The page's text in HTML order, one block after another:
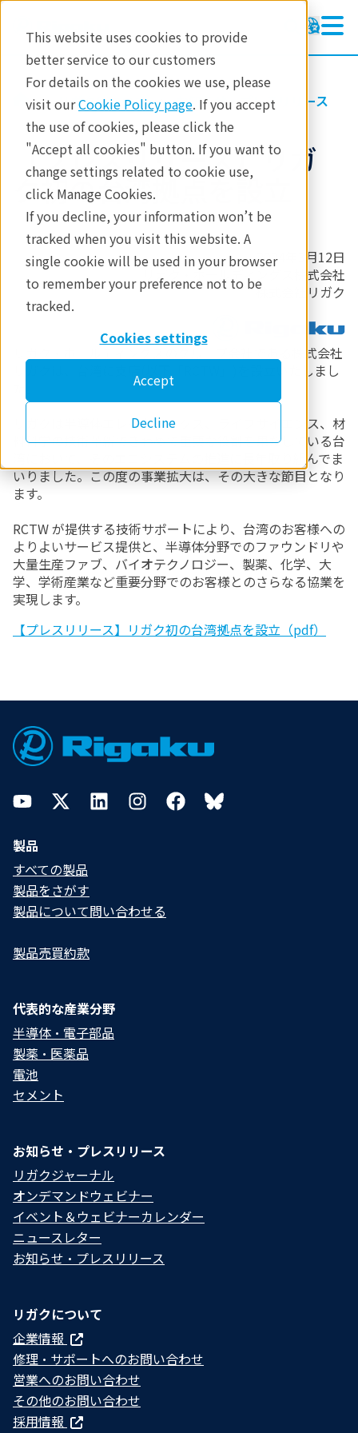
This website uses cookies to provide
better service to our customers
For details on the cookies we use, please
visit ourCookie Policy page. If you accept
the use of cookies, please click the
"Accept all cookies" button. If you want to
change settings related to cookie use,
click Manage Cookies.
If you decline, your information won’t be
tracked when you visit this website. A
single cookie will be used in your browser
to remember your preference not to be
tracked.
Cookies settings
Accept
Decline
リガクについて お知らせ・プレスリリース
【プレスリリース】リガ
ク初の台湾拠点を設立
2024年3月12日
リガク・ホールディングス株式会社
株式会社リガク
リガク・ホールディングスのグループ会社である株式会社
リガクは、台湾に支店(以下「RCTW」)を設立いたしまし
リガクは半導体エレクトロニクス、ライフサイエンス、材
料科学の技術革新できわめて重要な役割を果たしている台
湾において、そのエコシステムの推進に長年取り組んでま
いりました。この度の事業拡大は、その大きな節目となり
ます。
RCTW が提供する技術サポートにより、台湾のお客様への
よりよいサービス提供と、半導体分野でのファウンドリや
大量生産ファブ、バイオテクノロジー、製薬、化学、大
学、学術産業など重要分野でのお客様とのさらなる協業を
実現します。
【プレスリリース】リガク初の台湾拠点を設立（pdf）
Footer
YouTubeTwitterLinkedInInstagramFacebookBluesky
製品
すべての製品
製品をさがす
製品について問い合わせる​
製品売買約款
代表的な産業分野
半導体・電子部品
製薬・医薬品
電池
セメント
お知らせ・プレスリリース
リガクジャーナル
オンデマンドウェビナー
イベント＆ウェビナーカレンダー
ニュースレター
お知らせ・プレスリリース
リガクについて
企業情報
修理・サポートへのお問い合わせ
営業へのお問い合わせ
その他のお問い合わせ
採用情報